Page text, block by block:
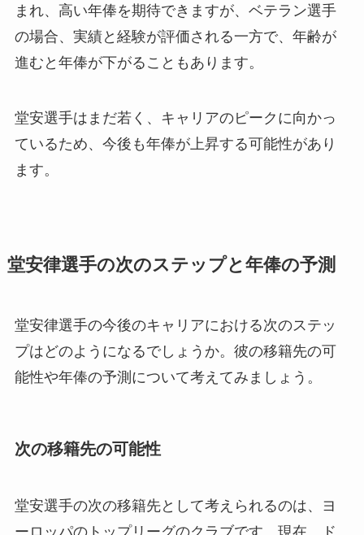
まれ、高い年俸を期待できますが、ベテラン選手
の場合、実績と経験が評価される一方で、年齢が
進むと年俸が下がることもあります。
堂安選手はまだ若く、キャリアのピークに向かっ
ているため、今後も年俸が上昇する可能性があり
ます。
堂安律選手の次のステップと年俸の予測
堂安律選手の今後のキャリアにおける次のステッ
プはどのようになるでしょうか。彼の移籍先の可
能性や年俸の予測について考えてみましょう。
次の移籍先の可能性
堂安選手の次の移籍先として考えられるのは、ヨ
ーロッパのトップリーグのクラブです。現在、ド